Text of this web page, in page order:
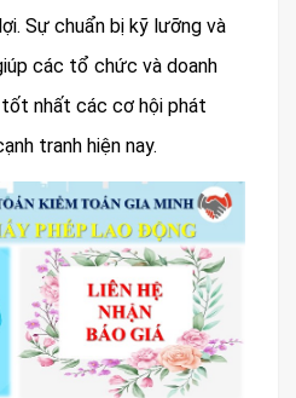
Sự chuẩn bị kỹ lưỡng và
các tổ chức và doanh
nhất các cơ hội phát
tranh hiện nay.